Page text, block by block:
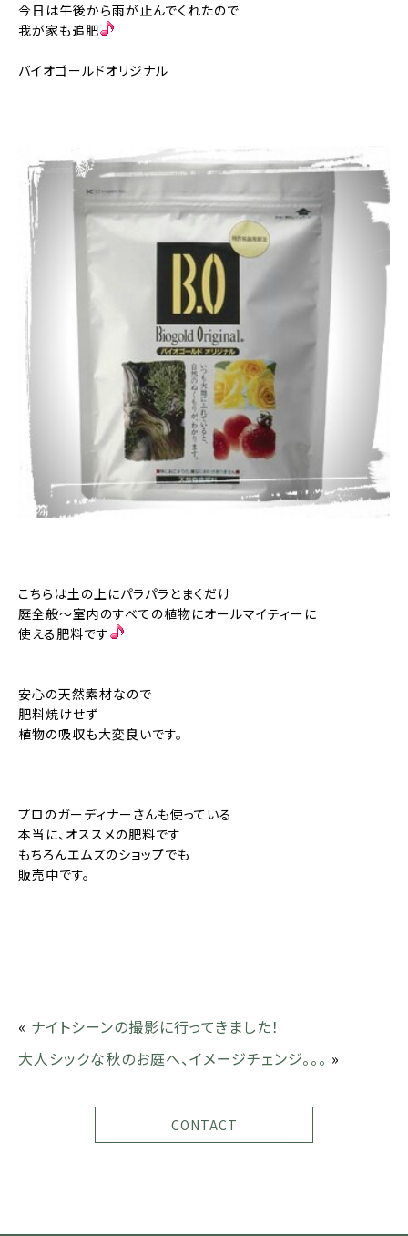
今日は午後から雨が止んでくれたので
我が家も追肥
バイオゴールドオリジナル
こちらは土の上にパラパラとまくだけ
庭全般～室内のすべての植物にオールマイティーに
使える肥料です
安心の天然素材なので
肥料焼けせず
植物の吸収も大変良いです。
プロのガーディナーさんも使っている
本当に、オススメの肥料です
もちろんエムズのショップでも
販売中です。
« ナイトシーンの撮影に行ってきました！
大人シックな秋のお庭へ、イメージチェンジ。。。 »
CONTACT